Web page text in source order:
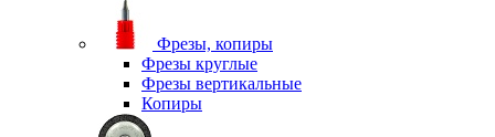
Фрезы, копиры
Фрезы круглые
Фрезы вертикальные
Копиры